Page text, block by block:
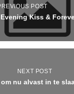
POST
Kiss &
NEXT POST
nu alvast in te